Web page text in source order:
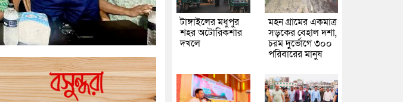
টাঙ্গাইলের মধুপুর
শহর অটোরিকশার
দখলে
মহন গ্রামের একমাত্র
সড়কের বেহাল দশা,
চরম দুর্ভোগে ৩০০
পরিবারের মানুষ